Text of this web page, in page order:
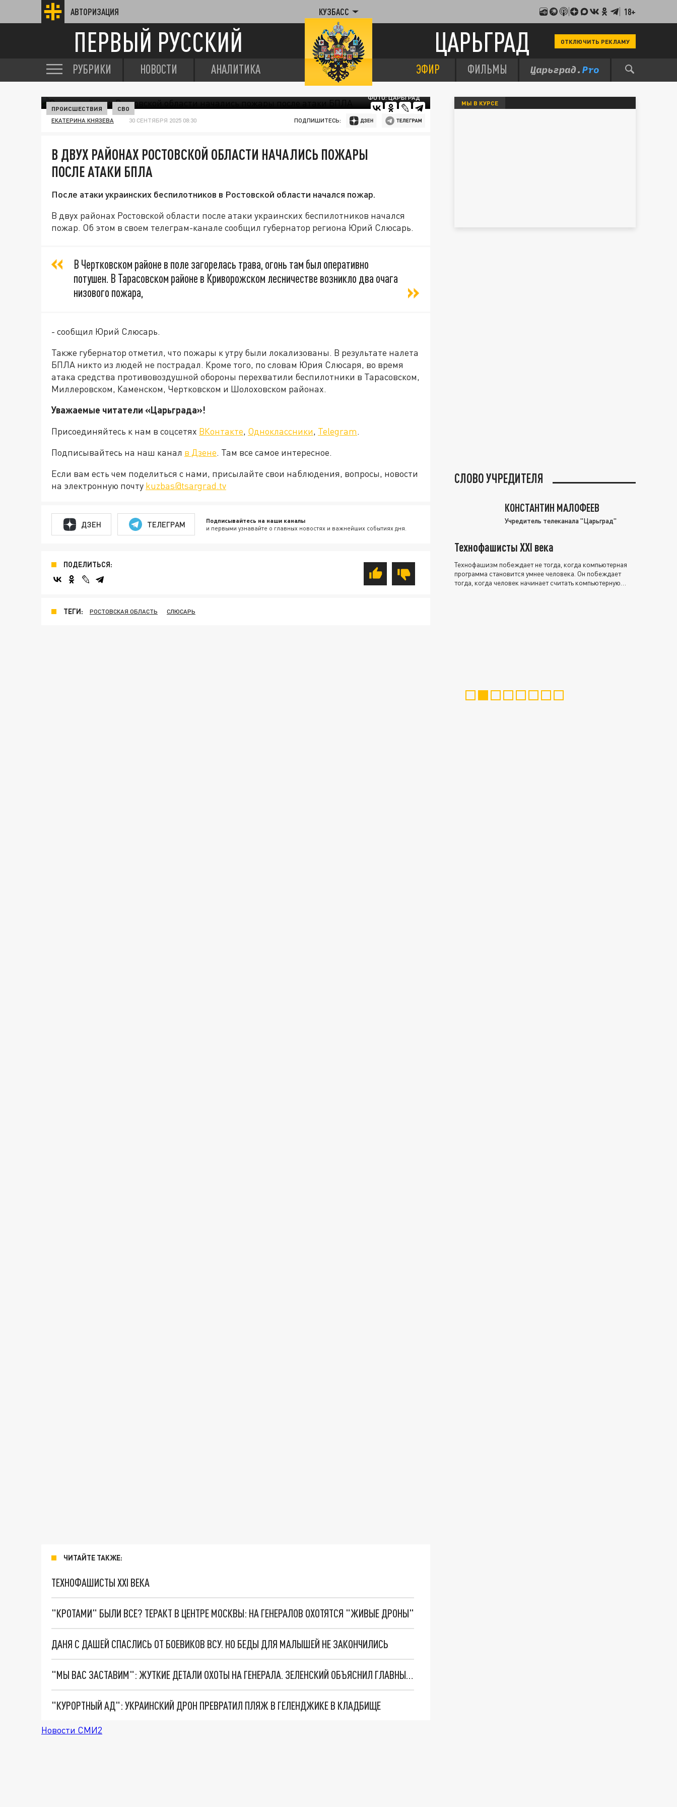
АВТОРИЗАЦИЯ КУЗБАСС 18+
ПЕРВЫЙ РУССКИЙ ЦАРЬГРАД ОТКЛЮЧИТЬ РЕКЛАМУ
РУБРИКИ НОВОСТИ АНАЛИТИКА ЭФИР ФИЛЬМЫ
ФОТО: ЦАРЬГРАД
ПРОИСШЕСТВИЯ СВО
ЕКАТЕРИНА КНЯЗЕВА 30 СЕНТЯБРЯ 2025 08:30 ПОДПИШИТЕСЬ:
В ДВУХ РАЙОНАХ РОСТОВСКОЙ ОБЛАСТИ НАЧАЛИСЬ ПОЖАРЫ
ПОСЛЕ АТАКИ БПЛА
После атаки украинских беспилотников в Ростовской области начался пожар.
В двух районах Ростовской области после атаки украинских беспилотников начался
пожар. Об этом в своем телеграм-канале сообщил губернатор региона Юрий Слюсарь.
В Чертковском районе в поле загорелась трава, огонь там был оперативно
потушен. В Тарасовском районе в Криворожском лесничестве возникло два очага
низового пожара,
- сообщил Юрий Слюсарь.
Также губернатор отметил, что пожары к утру были локализованы. В результате налета
БПЛА никто из людей не пострадал. Кроме того, по словам Юрия Слюсаря, во время
атака средства противовоздушной обороны перехватили беспилотники в Тарасовском,
Миллеровском, Каменском, Чертковском и Шолоховском районах.
Уважаемые читатели «Царьграда»!
Присоединяйтесь к нам в соцсетях ВКонтакте, Одноклассники, Telegram.
Подписывайтесь на наш канал в Дзене. Там все самое интересное.
Если вам есть чем поделиться с нами, присылайте свои наблюдения, вопросы, новости
на электронную почту kuzbas@tsargrad.tv
ДЗЕН ТЕЛЕГРАМ Подписывайтесь на наши каналы
и первыми узнавайте о главных новостях и важнейших событиях дня.
ПОДЕЛИТЬСЯ:
ТЕГИ: РОСТОВСКАЯ ОБЛАСТЬ СЛЮСАРЬ
ЧИТАЙТЕ ТАКЖЕ:
ТЕХНОФАШИСТЫ XXI ВЕКА
"КРОТАМИ" БЫЛИ ВСЕ? ТЕРАКТ В ЦЕНТРЕ МОСКВЫ: НА ГЕНЕРАЛОВ ОХОТЯТСЯ "ЖИВЫЕ ДРОНЫ"
ДАНЯ С ДАШЕЙ СПАСЛИСЬ ОТ БОЕВИКОВ ВСУ. НО БЕДЫ ДЛЯ МАЛЫШЕЙ НЕ ЗАКОНЧИЛИСЬ
"МЫ ВАС ЗАСТАВИМ": ЖУТКИЕ ДЕТАЛИ ОХОТЫ НА ГЕНЕРАЛА. ЗЕЛЕНСКИЙ ОБЪЯСНИЛ ГЛАВНЫЙ СМЫСЛ ТЕРАКТА В ЦЕНТРЕ МОСКВЫ
"КУРОРТНЫЙ АД": УКРАИНСКИЙ ДРОН ПРЕВРАТИЛ ПЛЯЖ В ГЕЛЕНДЖИКЕ В КЛАДБИЩЕ
Новости СМИ2
МЫ В КУРСЕ
СЛОВО УЧРЕДИТЕЛЯ
КОНСТАНТИН МАЛОФЕЕВ
Учредитель телеканала "Царьград"
Технофашисты XXI века
Технофашизм побеждает не тогда, когда компьютерная
программа становится умнее человека. Он побеждает
тогда, когда человек начинает считать компьютерную